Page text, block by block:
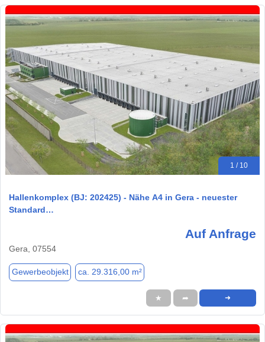
1 / 10
Hallenkomplex (BJ: 202425) - Nähe A4 in Gera - neuester
Standard…
Auf Anfrage
Gera, 07554
Gewerbeobjekt ca. 29.316,00 m²
★ ➦ ➜